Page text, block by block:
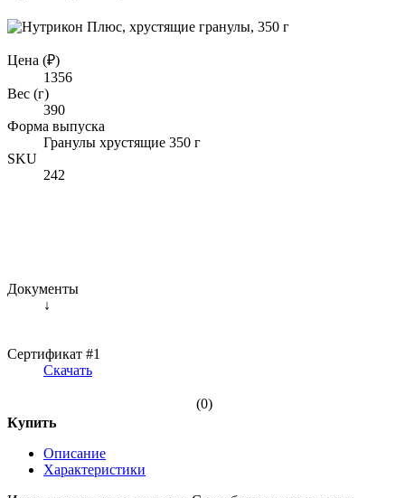
Цена (₽)
1356
Вес (г)
390
Форма выпуска
Гранулы хрустящие 350 г
SKU
242
Документы
↓
Сертификат #1
Скачать
(0)
Купить
Описание
Характеристики